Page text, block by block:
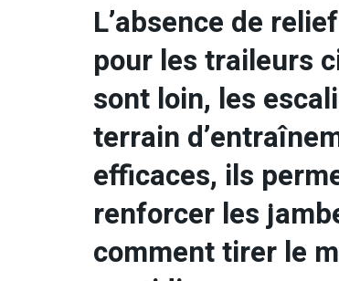
L’absence de
pour les traileurs
sont loin, les
terrain
efficaces, ils
renforcer les
comment tirer le